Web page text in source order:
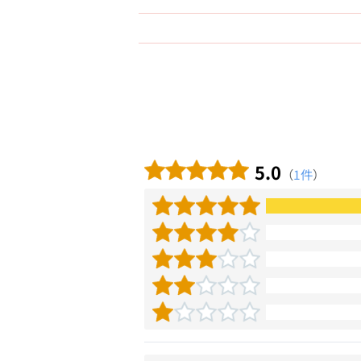
5.0 （1件）